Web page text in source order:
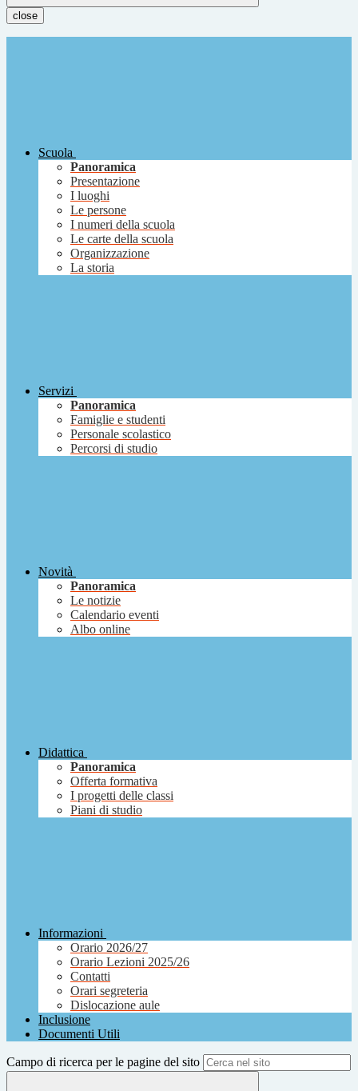
close
Scuola
Panoramica
Presentazione
I luoghi
Le persone
I numeri della scuola
Le carte della scuola
Organizzazione
La storia
Servizi
Panoramica
Famiglie e studenti
Personale scolastico
Percorsi di studio
Novità
Panoramica
Le notizie
Calendario eventi
Albo online
Didattica
Panoramica
Offerta formativa
I progetti delle classi
Piani di studio
Informazioni
Orario 2026/27
Orario Lezioni 2025/26
Contatti
Orari segreteria
Dislocazione aule
Inclusione
Documenti Utili
Campo di ricerca per le pagine del sito